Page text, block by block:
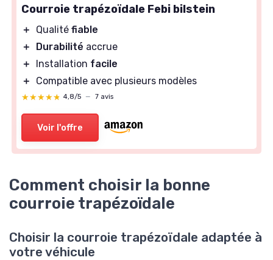
Courroie trapézoïdale Febi bilstein
＋ Qualité fiable
＋
Durabilité accrue
＋
Installation facile
＋
Compatible avec plusieurs modèles
★★★★★
★★★★★ 4,8/5 — 7 avis
Voir l'offre
Comment choisir la bonne
courroie trapézoïdale
Choisir la courroie trapézoïdale adaptée à
votre véhicule